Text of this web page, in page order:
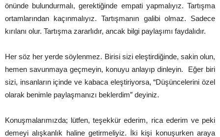
önünde bulundurmalı, gerektiğinde empati yapmalıyız. Tartışma
ortamlarından kaçınmalıyız. Tartışmanın galibi olmaz. Sadece
kırılanı olur. Tartışma zararlıdır, ancak bilgi paylaşımı faydalıdır.
Her söz her yerde söylenmez. Birisi sizi eleştirdiğinde, sakin olun,
hemen savunmaya geçmeyin, konuyu anlayıp dinleyin. Eğer biri
sizi, insanların içinde ve kabaca eleştiriyorsa, “Düşüncelerini özel
olarak benimle paylaşmanızı beklerdim” deyiniz.
Konuşmalarımızda; lütfen, teşekkür ederim, rica ederim ve peki
demeyi alışkanlık haline getirmeliyiz. İki kişi konuşurken araya